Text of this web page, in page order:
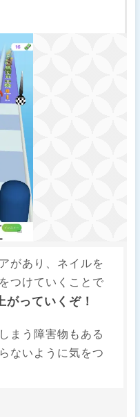
があり、ネイルを
つけていくことで
っていくぞ！
まう障害物もある
ないように気をつ